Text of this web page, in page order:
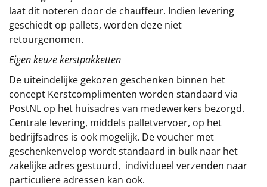
laat dit noteren door de chauffeur. Indien levering
geschiedt op pallets, worden deze niet
retourgenomen.
Eigen keuze kerstpakketten
De uiteindelijke gekozen geschenken binnen het
concept Kerstcomplimenten worden standaard via
PostNL op het huisadres van medewerkers bezorgd.
Centrale levering, middels palletvervoer, op het
bedrijfsadres is ook mogelijk. De voucher met
geschenkenvelop wordt standaard in bulk naar het
zakelijke adres gestuurd, individueel verzenden naar
particuliere adressen kan ook.